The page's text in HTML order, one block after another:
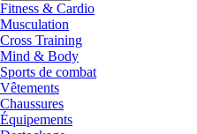
Fitness & Cardio
Musculation
Cross Training
Mind & Body
Sports de combat
Vêtements
Chaussures
Équipements